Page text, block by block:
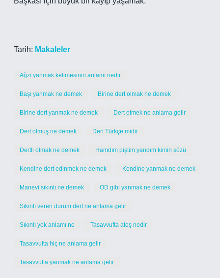
Tarih: Makaleler
Ağzı yanmak kelimesinin anlamı nedir
Başı yanmak ne demek Birine dert olmak ne demek
Birine dert yanmak ne demek Dert etmek ne anlama gelir
Dert olmuş ne demek Dert Türkçe midir
Dertli olmak ne demek Hamdım piştim yandım kimin sözü
Kendine dert edinmek ne demek Kendine yanmak ne demek
Manevi sıkıntı ne demek OD gibi yanmak ne demek
Sıkıntı veren durum dert ne anlama gelir
Sıkıntı yok anlamı ne Tasavvufta ateş nedir
Tasavvufta hiç ne anlama gelir
Tasavvufta yanmak ne anlama gelir